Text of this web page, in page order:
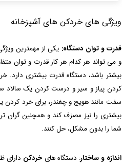
ویژگی های خردکن های آشپزخانه
قدرت و توان دستگاه: یکی از مهمترین
و می تواند هر کدام هر کار قدرت و توان
بیشتر باشد، دستگاه قدرت بیشتری دارد.
کردن پیاز و سیر و درست کردن یک سالاد
سفت مانند هویج و چغندر، برای خرد کردن
شما را بدون مشکل، حل کنند.
اندازه و ساختار: دستگاه های خردکن دارای